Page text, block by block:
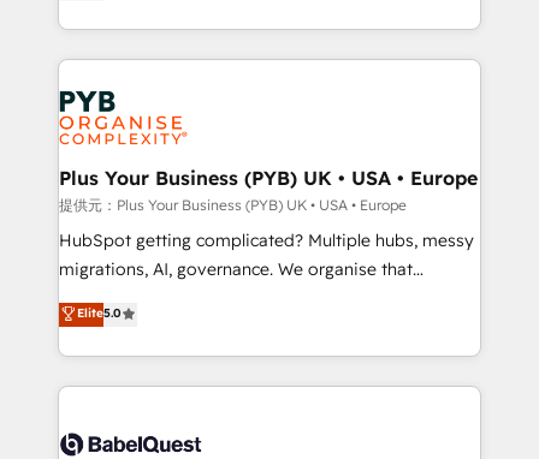
Ongoing optimization, managed support, and
scalable retainers. Let’s make HubSpot your most
powerful growth engine. Built to convert, scale, and
drive results.
search optimisation), and HubSpot Content Hub and
WordPress development. We work with enterprise
and growth-led companies across technology,
professional services, financial services and
industrial sectors. Offices in Johannesburg, Cape
Town, Dubai & London. 500+ HubSpot CRM
implementations delivered. AI visibility coverage
across ChatGPT, Claude, Perplexity, Gemini and
Google AI Overviews. HubSpot Impact Award -
Innovation HubSpot Impact Award - Platform
Migration Excellence HubSpot Impact Award -
accreditations with HubSpot.
Plus Your Business (PYB) UK • USA • Europe
提供元：Plus Your Business (PYB) UK • USA • Europe
HubSpot getting complicated? Multiple hubs, messy
migrations, AI, governance. We organise that
complexity, so your team can put HubSpot to work...
Welcome to our Profile! We help with: • CRM
implementation, reports, workflows, and team
training • CRM migration from Salesforce, Pipedrive,
custom API integrations with ERP (and other
Elite5.0